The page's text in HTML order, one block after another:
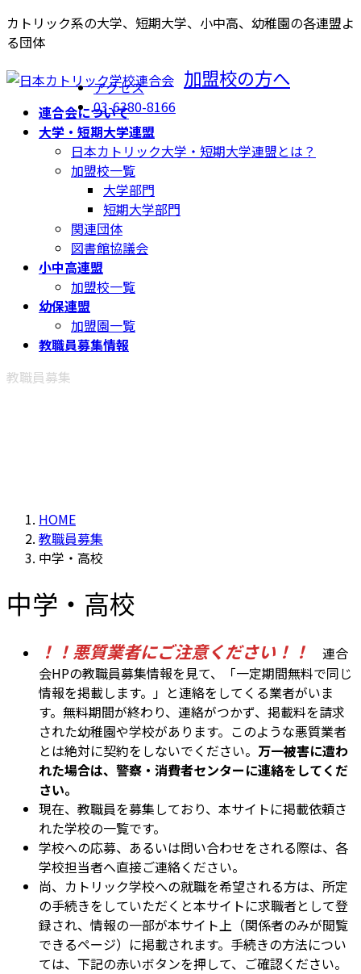
コ
ン
ン
ナ
ビ
ー
カトリック系の大学、短期大学、小中高、幼稚園の各連盟よ
る団体
アクセス
03-6380-8166
加盟校の方へ
連合会について
大学・短期大学連盟
日本カトリック大学・短期大学連盟とは？
加盟校一覧
大学部門
短期大学部門
関連団体
図書館協議会
小中高連盟
加盟校一覧
幼保連盟
加盟園一覧
教職員募集情報
教職員募集
HOME
教職員募集
中学・高校
中学・高校
！！悪質業者にご注意ください！！
連合
会HPの教職員募集情報を見て、「一定期間無料で同じ
情報を掲載します。」と連絡をしてくる業者がいま
す。無料期間が終わり、連絡がつかず、掲載料を請求
された幼稚園や学校があります。このような悪質業者
とは絶対に契約をしないでください。 万一被害に遭わ
れた場合は、警察・消費者センターに連絡をしてくだ
さい。
現在、教職員を募集しており、本サイトに掲載依頼さ
れた学校の一覧です。
学校への応募、あるいは問い合わせをされる際は、各
学校担当者へ直接ご連絡ください。
尚、カトリック学校への就職を希望される方は、所定
の手続きをしていただくと本サイトに求職者として登
録され、情報の一部が本サイト上（関係者のみが閲覧
できるページ）に掲載されます。手続きの方法につい
ては、下記の赤いボタンを押して、ご確認ください。